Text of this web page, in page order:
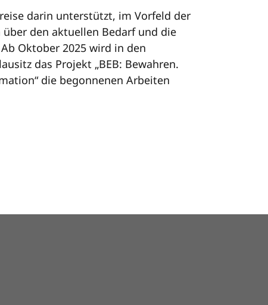
darin unterstützt, im Vorfeld der
den aktuellen Bedarf und die
Oktober 2025 wird in den
das Projekt „BEB: Bewahren.
die begonnenen Arbeiten